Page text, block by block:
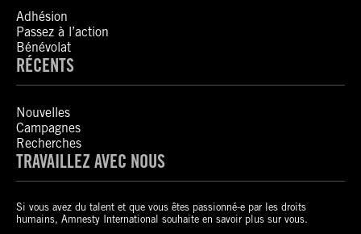
Adhésion
Passez à l’action
Bénévolat
RÉCENTS
Nouvelles
Campagnes
Recherches
TRAVAILLEZ AVEC NOUS
Si vous avez du talent et que vous êtes passionné-e par les droits
humains, Amnesty International souhaite en savoir plus sur vous.